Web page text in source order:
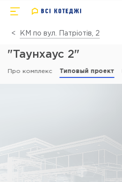
КМ по вул. Патріотів, 2
"Таунхаус 2"
Про комплекс Типовый проект